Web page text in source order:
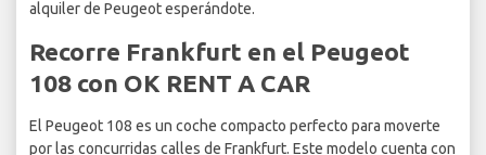
alquiler de Peugeot esperándote.
Recorre Frankfurt en el Peugeot
108 con OK RENT A CAR
El Peugeot 108 es un coche compacto perfecto para moverte
por las concurridas calles de Frankfurt. Este modelo cuenta con